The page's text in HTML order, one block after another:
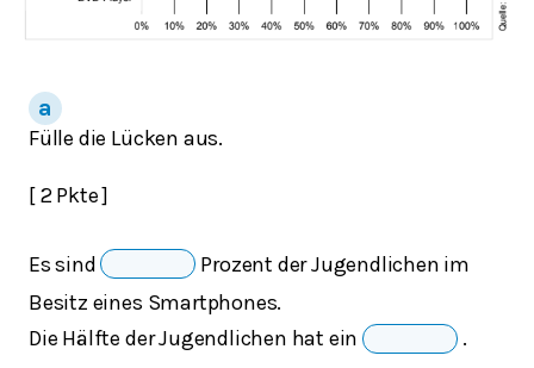
Fülle die Lücken aus.
[ 2 Pkte ]
Es sind
Prozent der Jugendlichen im
Besitz eines Smartphones.
Die Hälfte der Jugendlichen hat ein
.